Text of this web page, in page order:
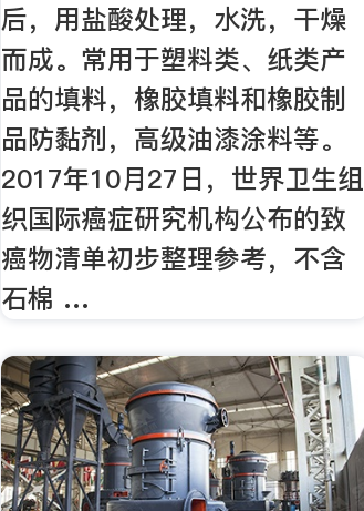
后，用盐酸处理，水洗，干燥
而成。常用于塑料类、纸类产
品的填料，橡胶填料和橡胶制
品防黏剂，高级油漆涂料等。
2017年10月27日，世界卫生组
织国际癌症研究机构公布的致
癌物清单初步整理参考，不含
石棉 …